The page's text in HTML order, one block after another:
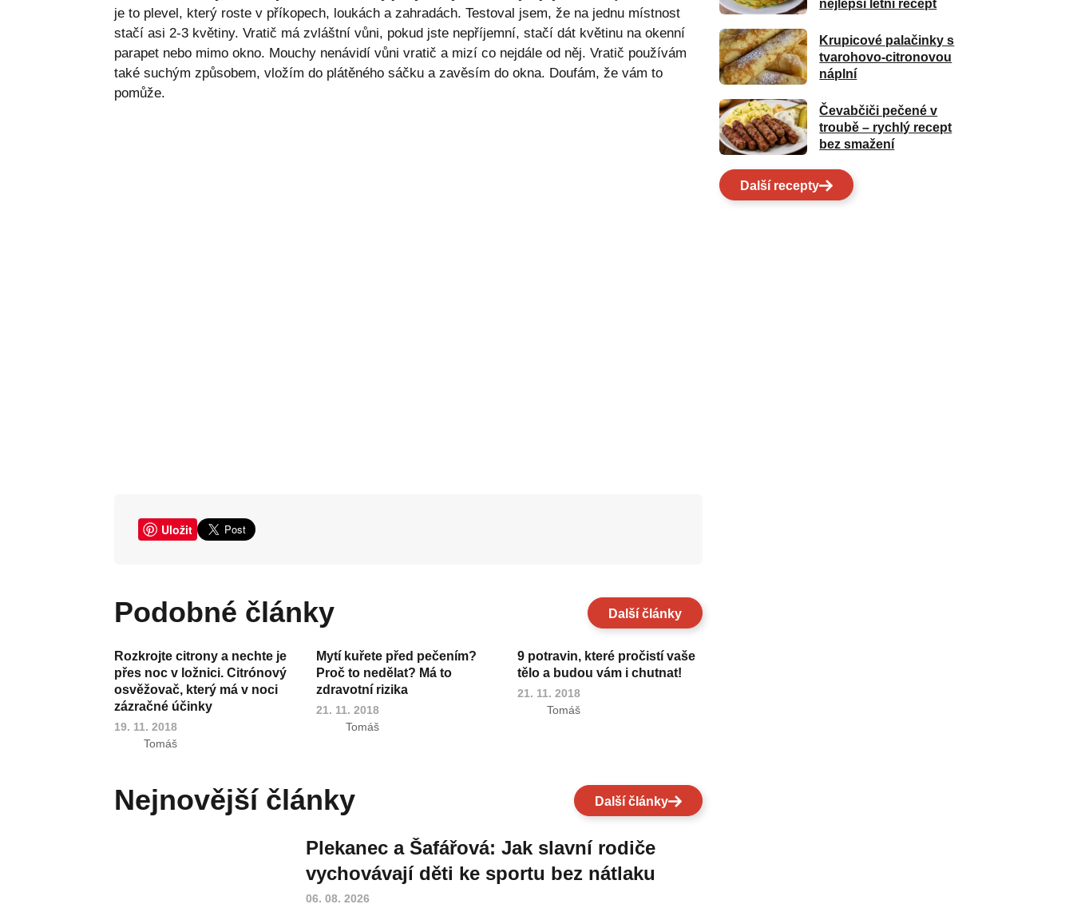
je to plevel, který roste v příkopech, loukách a zahradách. Testoval jsem, že na jednu místnost
stačí asi 2-3 květiny. Vratič má zvláštní vůni, pokud jste nepříjemní, stačí dát květinu na okenní
parapet nebo mimo okno. Mouchy nenávidí vůni vratič a mizí co nejdále od něj. Vratič používám
také suchým způsobem, vložím do plátěného sáčku a zavěsím do okna. Doufám, že vám to
pomůže.
Uložit
Podobné články Další články
Rozkrojte citrony a nechte je
přes noc v ložnici. Citrónový
osvěžovač, který má v noci
zázračné účinky
19. 11. 2018
Tomáš
Mytí kuřete před pečením?
Proč to nedělat? Má to
zdravotní rizika
21. 11. 2018
Tomáš
9 potravin, které pročistí vaše
tělo a budou vám i chutnat!
21. 11. 2018
Tomáš
Nejnovější články Další články
Plekanec a Šafářová: Jak slavní rodiče
vychovávají děti ke sportu bez nátlaku
06. 08. 2026
nejlepší letní recept
Krupicové palačinky s
tvarohovo-citronovou
náplní
Čevabčiči pečené v
troubě – rychlý recept
bez smažení
Další recepty